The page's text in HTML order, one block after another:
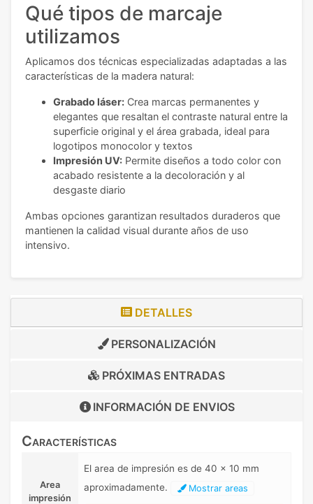
Qué tipos de marcaje
utilizamos
Aplicamos dos técnicas especializadas adaptadas a las
características de la madera natural:
Grabado láser: Crea marcas permanentes y
elegantes que resaltan el contraste natural entre la
superficie original y el área grabada, ideal para
logotipos monocolor y textos
Impresión UV: Permite diseños a todo color con
acabado resistente a la decoloración y al
desgaste diario
Ambas opciones garantizan resultados duraderos que
mantienen la calidad visual durante años de uso
intensivo.
DETALLES
PERSONALIZACIÓN
PRÓXIMAS ENTRADAS
INFORMACIÓN DE ENVIOS
Características
Area
impresión
El area de impresión es de 40 x 10 mm
aproximadamente.
Mostrar areas